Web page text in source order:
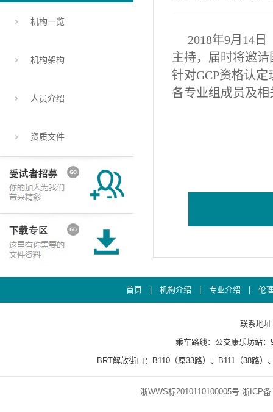
机构一览
机构架构
人员介绍
资质文件
2018年9月14
主持，届时将邀
针对GCP资格认
各专业组成员及
首页| 机构介绍 专业介绍 伦
联系地
乘车路线：公交康乐坊站
BRT解放街口：B110（原33路）、B111（38路
浙WWS标2010110100005号 浙ICP备